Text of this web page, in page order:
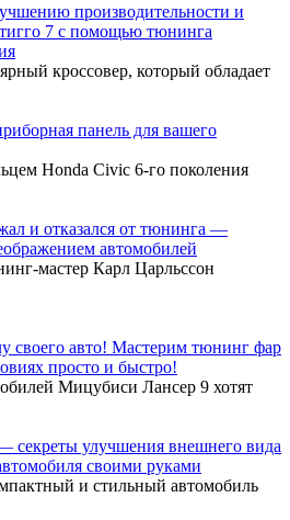
производительности и
7 с помощью тюнинга
кроссовер, который обладает
панель для вашего
Honda Civic 6-го поколения
и отказался от тюнинга —
автомобилей
мастер Карл Царльссон
своего авто! Мастерим тюнинг фар
просто и быстро!
Мицубиси Лансер 9 хотят
улучшения внешнего вида
своими руками
и стильный автомобиль